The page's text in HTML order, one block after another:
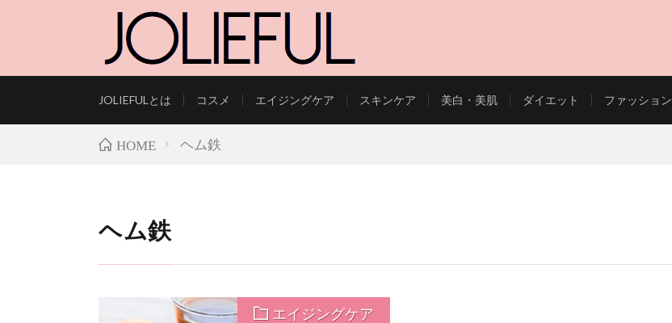
LIFESTYLE AND BEAUTY WEB MAGAZINE
JOLIEFULとは コスメ エイジングケア スキンケア 美白・美肌 ダイエット ファッション
HOME ヘム鉄
ヘム鉄
エイジングケア